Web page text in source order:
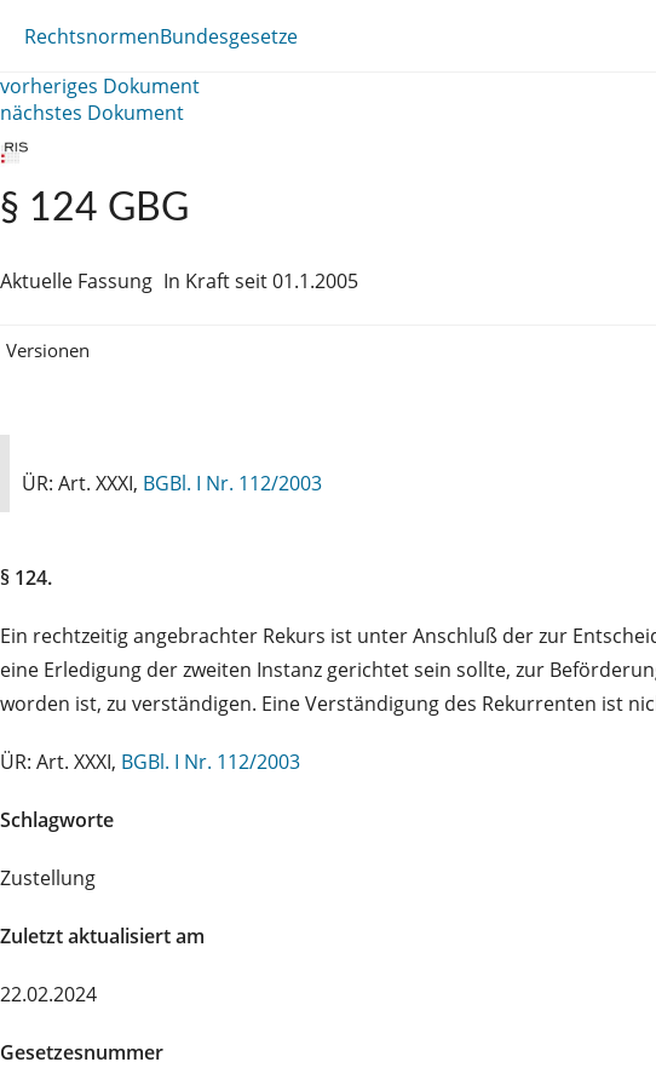
RechtsnormenBundesgesetze
vorheriges Dokument
nächstes Dokument
§ 124 GBG
Aktuelle Fassung In Kraft seit 01.1.2005
Versionen
ÜR: Art. XXXI, BGBl. I Nr. 112/2003
§ 124.
Ein rechtzeitig angebrachter Rekurs ist unter Anschluß der zur
eine Erledigung der zweiten Instanz gerichtet sein sollte, zur
worden ist, zu verständigen. Eine Verständigung des Rekurrenten ist
ÜR: Art. XXXI, BGBl. I Nr. 112/2003
Schlagworte
Zustellung
Zuletzt aktualisiert am
22.02.2024
Gesetzesnummer